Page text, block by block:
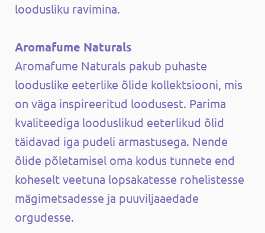
loodusliku ravimina.
Aromafume Naturals
Aromafume Naturals pakub puhaste
looduslike eeterlike õlide kollektsiooni, mis
on väga inspireeritud loodusest. Parima
kvaliteediga looduslikud eeterlikud õlid
täidavad iga pudeli armastusega. Nende
õlide põletamisel oma kodus tunnete end
koheselt veetuna lopsakatesse rohelistesse
mägimetsadesse ja puuviljaaedade
orgudesse.